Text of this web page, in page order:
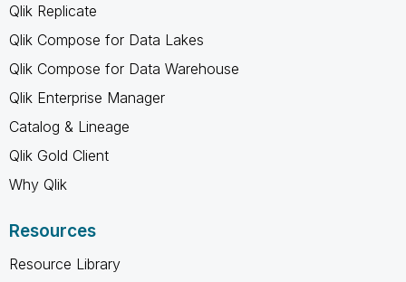
Qlik Replicate
Qlik Compose for Data Lakes
Qlik Compose for Data Warehouse
Qlik Enterprise Manager
Catalog & Lineage
Qlik Gold Client
Why Qlik
Resources
Resource Library